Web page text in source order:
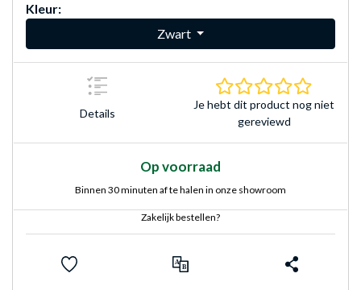
Kleur:
Zwart
Details
Je hebt dit product nog niet
gereviewd
Op voorraad
Binnen 30 minuten af te halen in onze showroom
Zakelijk bestellen?